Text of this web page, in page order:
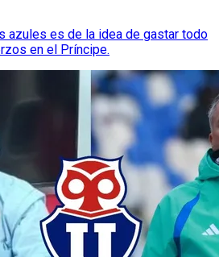
azules es de la idea de gastar todo
en el Príncipe.